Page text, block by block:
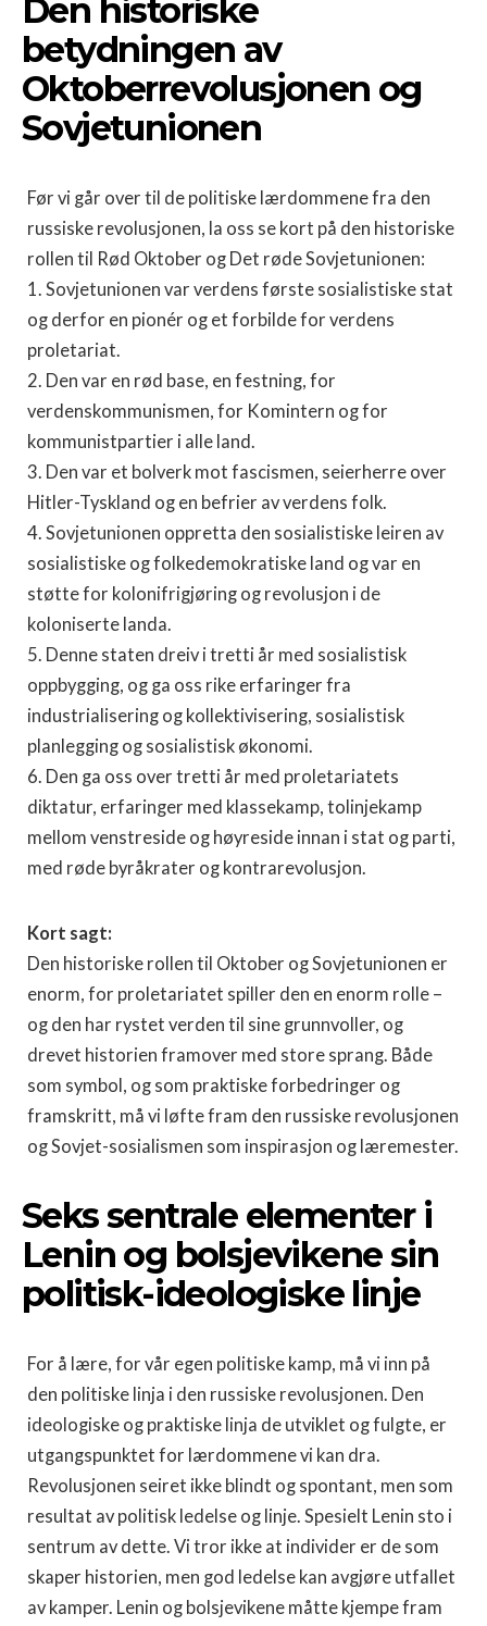
Den historiske
betydningen av
Oktoberrevolusjonen og
Sovjetunionen
Før vi går over til de politiske lærdommene fra den
russiske revolusjonen, la oss se kort på den historiske
rollen til Rød Oktober og Det røde Sovjetunionen:
1. Sovjetunionen var verdens første sosialistiske stat
og derfor en pionér og et forbilde for verdens
proletariat.
2. Den var en rød base, en festning, for
verdenskommunismen, for Komintern og for
kommunistpartier i alle land.
3. Den var et bolverk mot fascismen, seierherre over
Hitler-Tyskland og en befrier av verdens folk.
4. Sovjetunionen oppretta den sosialistiske leiren av
sosialistiske og folkedemokratiske land og var en
støtte for kolonifrigjøring og revolusjon i de
koloniserte landa.
5. Denne staten dreiv i tretti år med sosialistisk
oppbygging, og ga oss rike erfaringer fra
industrialisering og kollektivisering, sosialistisk
planlegging og sosialistisk økonomi.
6. Den ga oss over tretti år med proletariatets
diktatur, erfaringer med klassekamp, tolinjekamp
mellom venstreside og høyreside innan i stat og parti,
med røde byråkrater og kontrarevolusjon.
Kort sagt:
Den historiske rollen til Oktober og Sovjetunionen er
enorm, for proletariatet spiller den en enorm rolle –
og den har rystet verden til sine grunnvoller, og
drevet historien framover med store sprang. Både
som symbol, og som praktiske forbedringer og
framskritt, må vi løfte fram den russiske revolusjonen
og Sovjet-sosialismen som inspirasjon og læremester.
Seks sentrale elementer i
Lenin og bolsjevikene sin
politisk-ideologiske linje
For å lære, for vår egen politiske kamp, må vi inn på
den politiske linja i den russiske revolusjonen. Den
ideologiske og praktiske linja de utviklet og fulgte, er
utgangspunktet for lærdommene vi kan dra.
Revolusjonen seiret ikke blindt og spontant, men som
resultat av politisk ledelse og linje. Spesielt Lenin sto i
sentrum av dette. Vi tror ikke at individer er de som
skaper historien, men god ledelse kan avgjøre utfallet
av kamper. Lenin og bolsjevikene måtte kjempe fram